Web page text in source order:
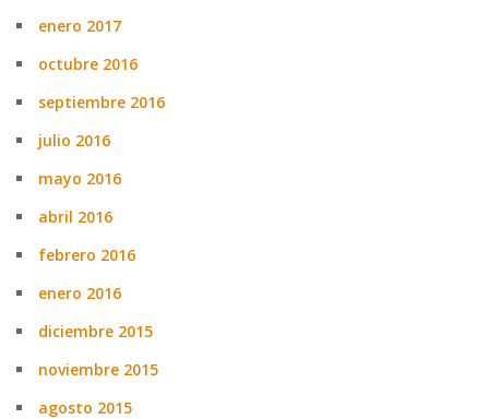
enero 2017
octubre 2016
septiembre 2016
julio 2016
mayo 2016
abril 2016
febrero 2016
enero 2016
diciembre 2015
noviembre 2015
agosto 2015